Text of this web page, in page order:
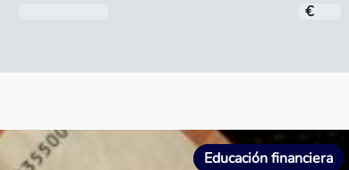
€
Educación financiera